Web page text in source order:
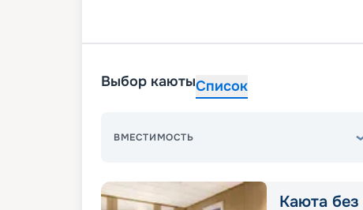
Выбор каютыСписок
ВМЕСТИМОСТЬ
Каюта